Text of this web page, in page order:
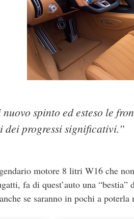
spinto ed esteso le
dei progressi significativi.”
motore 8 litri W16 che
fa di quest’auto una
se saranno in pochi a poterla